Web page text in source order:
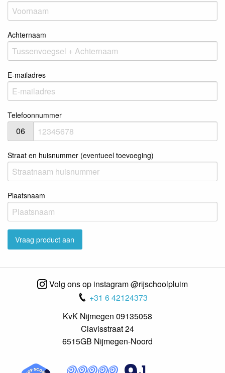
Achternaam
E-mailadres
Telefoonnummer
06
Straat en huisnummer (eventueel toevoeging)
Plaatsnaam
Volg ons op instagram @rijschoolpluim
+31 6 42124373
KvK Nijmegen 09135058
Clavisstraat 24
6515GB Nijmegen-Noord